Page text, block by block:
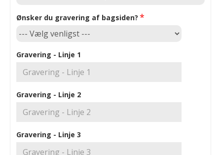
Ønsker du gravering af bagsiden?
Gravering - Linje 1
Gravering - Linje 2
Gravering - Linje 3